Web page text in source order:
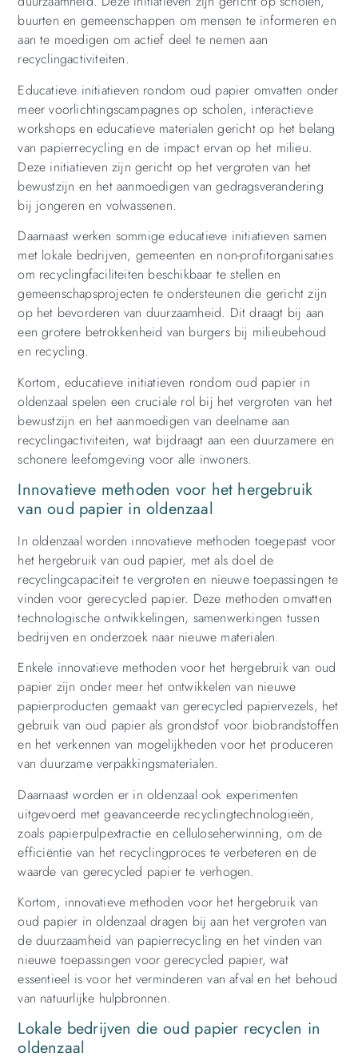
buurten en gemeenschappen om mensen te informeren en
aan te moedigen om actief deel te nemen aan
recyclingactiviteiten.
Educatieve initiatieven rondom oud papier omvatten onder
meer voorlichtingscampagnes op scholen, interactieve
workshops en educatieve materialen gericht op het belang
van papierrecycling en de impact ervan op het milieu.
Deze initiatieven zijn gericht op het vergroten van het
bewustzijn en het aanmoedigen van gedragsverandering
bij jongeren en volwassenen.
Daarnaast werken sommige educatieve initiatieven samen
met lokale bedrijven, gemeenten en non-profitorganisaties
om recyclingfaciliteiten beschikbaar te stellen en
gemeenschapsprojecten te ondersteunen die gericht zijn
op het bevorderen van duurzaamheid. Dit draagt bij aan
een grotere betrokkenheid van burgers bij milieubehoud
en recycling.
Kortom, educatieve initiatieven rondom oud papier in
oldenzaal spelen een cruciale rol bij het vergroten van het
bewustzijn en het aanmoedigen van deelname aan
recyclingactiviteiten, wat bijdraagt aan een duurzamere en
schonere leefomgeving voor alle inwoners.
Innovatieve methoden voor het hergebruik
van oud papier in oldenzaal
In oldenzaal worden innovatieve methoden toegepast voor
het hergebruik van oud papier, met als doel de
recyclingcapaciteit te vergroten en nieuwe toepassingen te
vinden voor gerecycled papier. Deze methoden omvatten
technologische ontwikkelingen, samenwerkingen tussen
bedrijven en onderzoek naar nieuwe materialen.
Enkele innovatieve methoden voor het hergebruik van oud
papier zijn onder meer het ontwikkelen van nieuwe
papierproducten gemaakt van gerecycled papiervezels, het
gebruik van oud papier als grondstof voor biobrandstoffen
en het verkennen van mogelijkheden voor het produceren
van duurzame verpakkingsmaterialen.
Daarnaast worden er in oldenzaal ook experimenten
uitgevoerd met geavanceerde recyclingtechnologieën,
zoals papierpulpextractie en celluloseherwinning, om de
efficiëntie van het recyclingproces te verbeteren en de
waarde van gerecycled papier te verhogen.
Kortom, innovatieve methoden voor het hergebruik van
oud papier in oldenzaal dragen bij aan het vergroten van
de duurzaamheid van papierrecycling en het vinden van
nieuwe toepassingen voor gerecycled papier, wat
essentieel is voor het verminderen van afval en het behoud
van natuurlijke hulpbronnen.
Lokale bedrijven die oud papier recyclen in
oldenzaal